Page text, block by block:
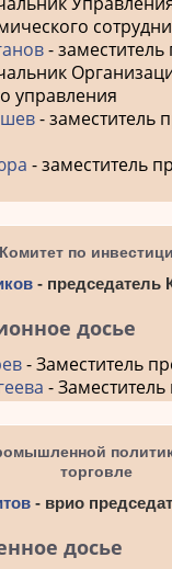
- заместитель
управления
- заместитель
- заместитель
Комитет по
- председатель
досье
- Заместитель
- Заместитель
торговле
- врио
досье